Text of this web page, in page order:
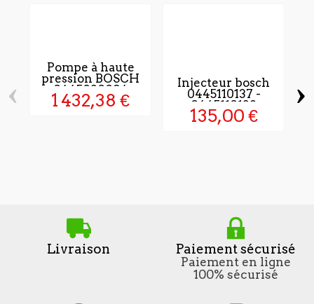
Pompe à haute
pression BOSCH
0445020094
1 432,38 €
Injecteur bosch
0445110137 -
0445110138
135,00 €
‹ ›
Livraison Paiement sécurisé
Paiement en ligne
100% sécurisé